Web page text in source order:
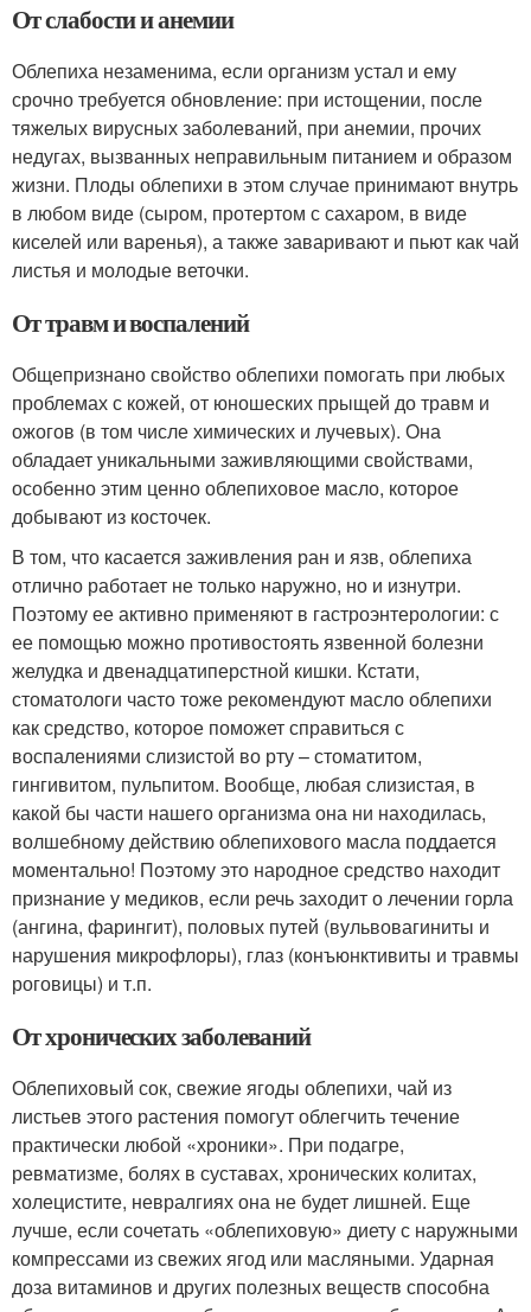
От слабости и анемии
Облепиха незаменима, если организм устал и ему
срочно требуется обновление: при истощении, после
тяжелых вирусных заболеваний, при анемии, прочих
недугах, вызванных неправильным питанием и образом
жизни. Плоды облепихи в этом случае принимают внутрь
в любом виде (сыром, протертом с сахаром, в виде
киселей или варенья), а также заваривают и пьют как чай
листья и молодые веточки.
От травм и воспалений
Общепризнано свойство облепихи помогать при любых
проблемах с кожей, от юношеских прыщей до травм и
ожогов (в том числе химических и лучевых). Она
обладает уникальными заживляющими свойствами,
особенно этим ценно облепиховое масло, которое
добывают из косточек.
В том, что касается заживления ран и язв, облепиха
отлично работает не только наружно, но и изнутри.
Поэтому ее активно применяют в гастроэнтерологии: с
ее помощью можно противостоять язвенной болезни
желудка и двенадцатиперстной кишки. Кстати,
стоматологи часто тоже рекомендуют масло облепихи
как средство, которое поможет справиться с
воспалениями слизистой во рту – стоматитом,
гингивитом, пульпитом. Вообще, любая слизистая, в
какой бы части нашего организма она ни находилась,
волшебному действию облепихового масла поддается
моментально! Поэтому это народное средство находит
признание у медиков, если речь заходит о лечении горла
(ангина, фарингит), половых путей (вульвовагиниты и
нарушения микрофлоры), глаз (конъюнктивиты и травмы
роговицы) и т.п.
От хронических заболеваний
Облепиховый сок, свежие ягоды облепихи, чай из
листьев этого растения помогут облегчить течение
практически любой «хроники». При подагре,
ревматизме, болях в суставах, хронических колитах,
холецистите, невралгиях она не будет лишней. Еще
лучше, если сочетать «облепиховую» диету с наружными
компрессами из свежих ягод или масляными. Ударная
доза витаминов и других полезных веществ способна